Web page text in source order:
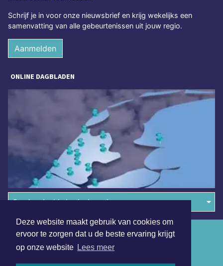
Deze website maakt gebruik van cookies om
ervoor te zorgen dat u de beste ervaring krijgt
op onze website Lees meer
Schrijf je in voor onze nieuwsbrief en krijg wekelijks een
samenvatting van alle gebeurtenissen uit jouw regio.
Aanmelden
ONLINE DAGBLADEN
Overige dagbladen in de regio
Algemene voorwaarden
Disclaimer